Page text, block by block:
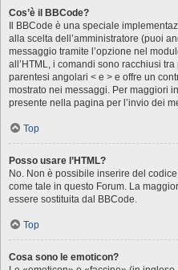
Cos’è il BBCode?
Il BBCode è una speciale
alla scelta dell’amministratore (puoi
messaggio tramite l’opzione nel
all’HTML, i comandi sono racchiusi
parentesi angolari < e > e offre un
mostrato nei messaggi. Per maggiori
presente nella pagina per l’invio dei
Top
Posso usare l’HTML?
No. Non è possibile inserire del
come tale in questo Forum. La
essere sostituita dal BBCode.
Top
Cosa sono le emoticon?